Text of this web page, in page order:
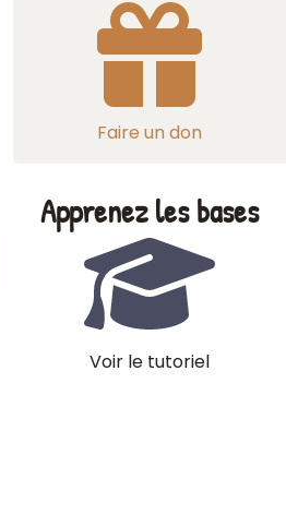
Faire un don
Apprenez les bases
Voir le tutoriel